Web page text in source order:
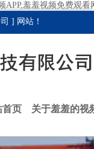
APP,羞羞视频免费观看
网站！
首页 关于羞羞的视